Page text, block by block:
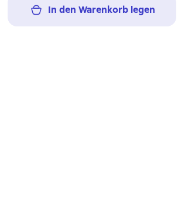
In den Warenkorb legen